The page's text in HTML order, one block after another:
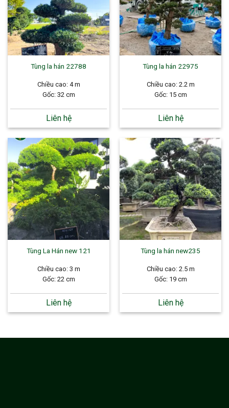
Tùng la hán 22788
Chiều cao: 4 m
Gốc: 32 cm
Liên hệ
Tùng la hán 22975
Chiều cao: 2.2 m
Gốc: 15 cm
Liên hệ
Tùng La Hán new 121
Chiều cao: 3 m
Gốc: 22 cm
Liên hệ
Tùng la hán new235
Chiều cao: 2.5 m
Gốc: 19 cm
Liên hệ